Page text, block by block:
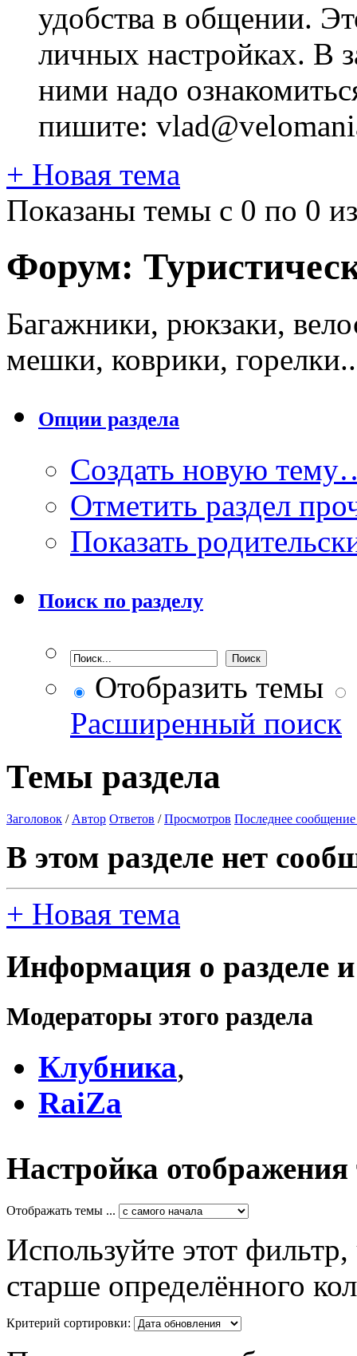
удобства в общении.
личных настройках. В
ними надо
пишите:
+ Новая тема
Показаны темы с 0 по 0
Форум:
Багажники, рюкзаки,
мешки, коврики,
Опции раздела
Создать новую
Отметить раздел
Показать
Поиск по разделу
Отобразить темы
Расширенный поиск
Темы раздела
Заголовок / Автор Ответов /Просмотров Последнее сообщение
В этом разделе нет
+ Новая тема
Информация о разделе
Модераторы этого раздела
Клубника,
RaiZa
Настройка отображения
Отображать темы ...
Используйте этот
старше определённого
Критерий сортировки: